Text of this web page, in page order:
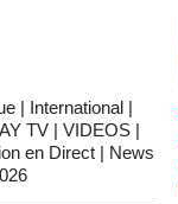
| International |
TV | VIDEOS |
en Direct | News